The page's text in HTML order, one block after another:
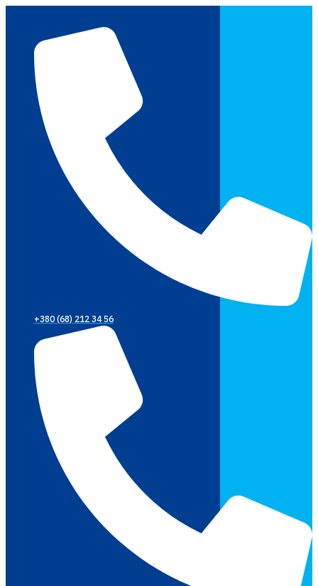
вмісту
+380 (68) 212 34 56